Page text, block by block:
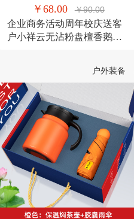
￥68.00 ￥90.00
企业商务活动周年校庆送客
户小祥云无沾粉盘檀香鹅梨
户外装备